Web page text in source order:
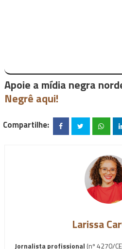
Apoie a mídia negra
Negrê aqui!
Compartilhe:
Larissa
Jornalista profissional (nº 4270/